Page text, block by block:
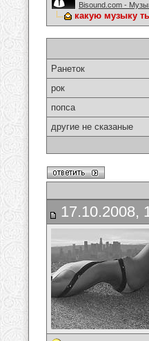
Bisound.com -
какую музыку
Ранеток
рок
попса
другие не сказаные
17.10.2008,